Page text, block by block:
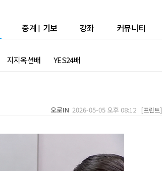
중계 | 기보 강좌 커뮤니티
지지옥션배 YES24배
오로IN 2026-05-05 오후 08:12 [프린트]